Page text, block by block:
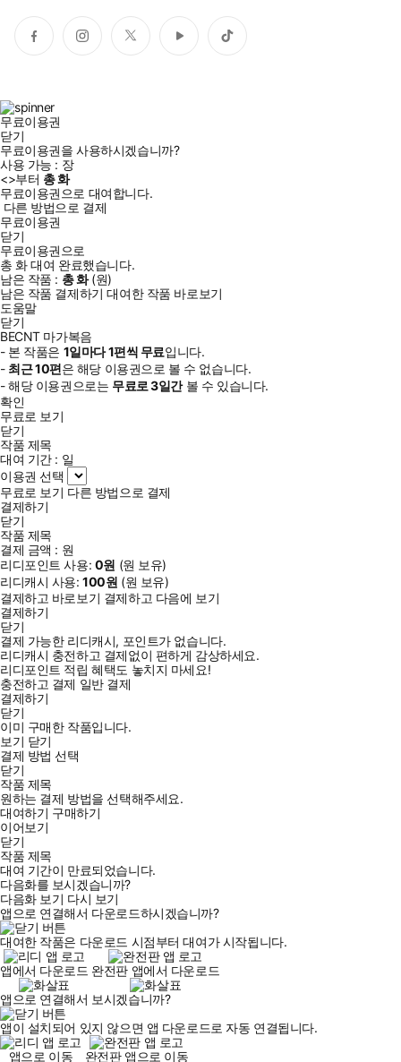
페
이
인
스
트
위
유
튜
틱
톡
무료이용권
닫기
무료이용권을 사용하시겠습니까?
사용 가능 : 장
<>부터 총화
무료이용권으로 대여합니다.
다른 방법으로 결제
무료이용권
닫기
무료이용권으로
총 화대여 완료했습니다.
남은 작품 : 총화(원)
남은 작품 결제하기 대여한 작품 바로보기
도움말
닫기
BECNT 마가복음
- 본 작품은 1일마다1편씩 무료입니다.
- 최근10편은 해당 이용권으로 볼 수 없습니다.
- 해당 이용권으로는 무료로3일간볼 수 있습니다.
확인
무료로 보기
닫기
작품 제목
대여 기간 : 일
이용권 선택
무료로 보기 다른 방법으로 결제
결제하기
닫기
작품 제목
결제 금액 : 원
리디포인트 사용: 0원 (원 보유)
리디캐시 사용:100원 (원 보유)
결제하고 바로보기 결제하고 다음에 보기
결제하기
닫기
결제 가능한 리디캐시, 포인트가 없습니다.
리디캐시 충전하고 결제없이 편하게 감상하세요.
리디포인트 적립 혜택도 놓치지 마세요!
충전하고 결제 일반 결제
결제하기
닫기
이미 구매한 작품입니다.
보기 닫기
결제 방법 선택
닫기
작품 제목
원하는 결제 방법을 선택해주세요.
대여하기 구매하기
이어보기
닫기
작품 제목
대여 기간이 만료되었습니다.
다음화를 보시겠습니까?
다음화 보기 다시 보기
앱으로 연결해서 다운로드하시겠습니까?
대여한 작품은 다운로드 시점부터 대여가 시작됩니다.
앱에서 다운로드 완전판 앱에서 다운로드
앱으로 연결해서 보시겠습니까?
앱이 설치되어 있지 않으면 앱 다운로드로 자동 연결됩니다.
앱으로 이동
완전판 앱으로 이동